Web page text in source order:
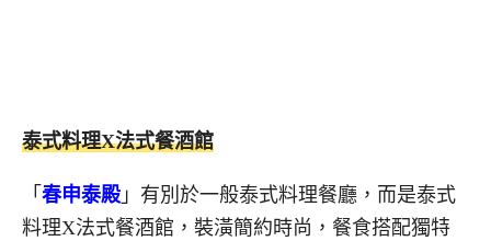
泰式料理X法式餐酒館
「 春申泰殿 」有別於一般泰式料理餐廳，而是泰式
料理X法式餐酒館，裝潢簡約時尚，餐食搭配獨特